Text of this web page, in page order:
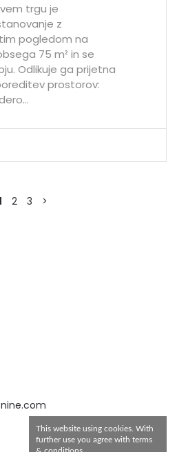
trgu je
z
pogledom na
75 m² in se
Odlikuje ga prijetna
prostorov:
2 3 >
This website using cookies. With
further use you agree with terms